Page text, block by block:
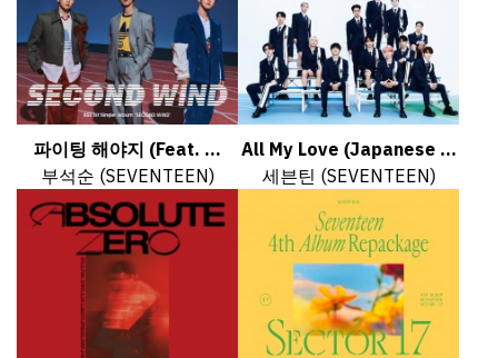
파이팅 해야지 (Feat. ...
부석순 (SEVENTEEN)
All My Love (Japanese ...
세븐틴 (SEVENTEEN)